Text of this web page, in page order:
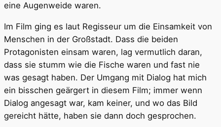
eine Augenweide waren.
Im Film ging es laut Regisseur um die Einsamkeit von
Menschen in der Großstadt. Dass die beiden
Protagonisten einsam waren, lag vermutlich daran,
dass sie stumm wie die Fische waren und fast nie
was gesagt haben. Der Umgang mit Dialog hat mich
ein bisschen geärgert in diesem Film; immer wenn
Dialog angesagt war, kam keiner, und wo das Bild
gereicht hätte, haben sie dann doch gesprochen.